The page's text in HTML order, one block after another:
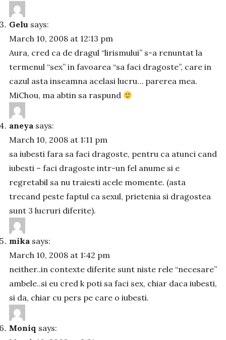
Gelu says:
March 10, 2008 at 12:13 pm
Aura, cred ca de dragul “lirismului” s-a renuntat la
termenul “sex” in favoarea “sa faci dragoste”, care in
cazul asta inseamna acelasi lucru… parerea mea.
MiChou, ma abtin sa raspund
aneya says:
March 10, 2008 at 1:11 pm
sa iubesti fara sa faci dragoste, pentru ca atunci cand
iubesti – faci dragoste intr-un fel anume si e
regretabil sa nu traiesti acele momente. (asta
trecand peste faptul ca sexul, prietenia si dragostea
sunt 3 lucruri diferite).
mika says:
March 10, 2008 at 1:42 pm
neither..in contexte diferite sunt niste rele “necesare”
ambele..si eu cred k poti sa faci sex, chiar daca iubesti,
si da, chiar cu pers pe care o iubesti.
Moniq says: